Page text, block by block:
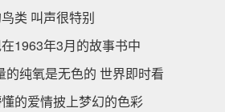
类 叫声很特别
1963年3月的故事书中
纯氧是无色的 世界即时看
的爱情披上梦幻的色彩